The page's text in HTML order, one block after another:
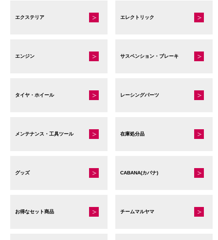
エクステリア エレクトリック
エンジン サスペンション・ブレーキ
タイヤ・ホイール レーシングパーツ
メンテナンス・工具ツール 在庫処分品
グッズ CABANA(カバナ)
お得なセット商品 チームマルヤマ